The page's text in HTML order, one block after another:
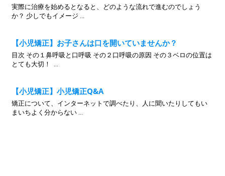
実際に治療を始めるとなると、どのような流れで進むのでしょう
か？ 少しでもイメージ …
【小児矯正】お子さんは口を開いていませんか？
目次 その１鼻呼吸と口呼吸 その２口呼吸の原因 その３ベロの位置は
とても大切！ …
【小児矯正】小児矯正Q&A
矯正について、インターネットで調べたり、人に聞いたりしてもい
まいちよく分からない …